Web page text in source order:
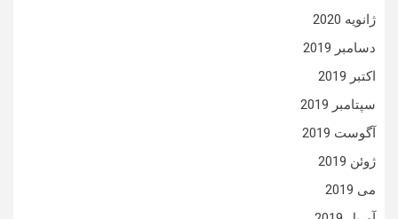
ژانویه 2020
دسامبر 2019
اکتبر 2019
سپتامبر 2019
آگوست 2019
ژوئن 2019
می 2019